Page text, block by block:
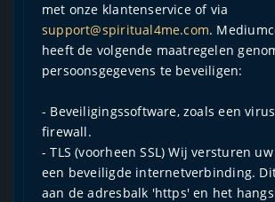
met onze klantenservice of via
support@spiritual4me.com.
heeft de volgende maatregelen
persoonsgegevens te beveiligen:
- Beveiligingssoftware, zoals een
firewall.
- TLS (voorheen SSL) Wij versturen
een beveiligde internetverbinding.
aan de adresbalk 'https' en het